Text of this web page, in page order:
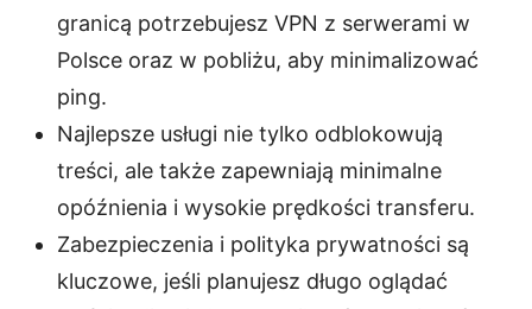
granicą potrzebujesz VPN z serwerami w
Polsce oraz w pobliżu, aby minimalizować
ping.
Najlepsze usługi nie tylko odblokowują
treści, ale także zapewniają minimalne
opóźnienia i wysokie prędkości transferu.
Zabezpieczenia i polityka prywatności są
kluczowe, jeśli planujesz długo oglądać